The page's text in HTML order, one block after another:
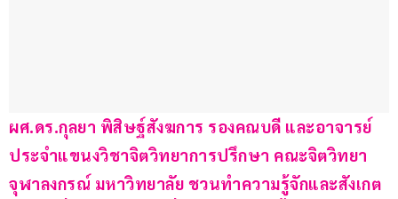
ผศ.ดร.กุลยา พิสิษฐ์สังฆการ รองคณบดี และอาจารย์
ประจำแขนงวิชาจิตวิทยาการปรึกษา คณะจิตวิทยา
จุฬาลงกรณ์ มหาวิทยาลัย ชวนทำความรู้จักและสังเกต